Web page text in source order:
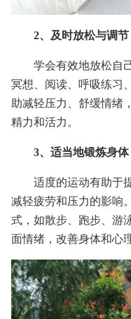
2、及时放松与调节
学会有效地放松自
冥想、阅读、呼吸练习
助减轻压力、舒缓情绪
精力和活力。
3、适当地锻炼身体
适度的运动有助于
减轻疲劳和压力的影响
式，如散步、跑步、游
面情绪，改善身体和心